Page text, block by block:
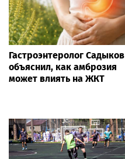
Гастроэнтеролог Садыков
объяснил, как амброзия
может влиять на ЖКТ